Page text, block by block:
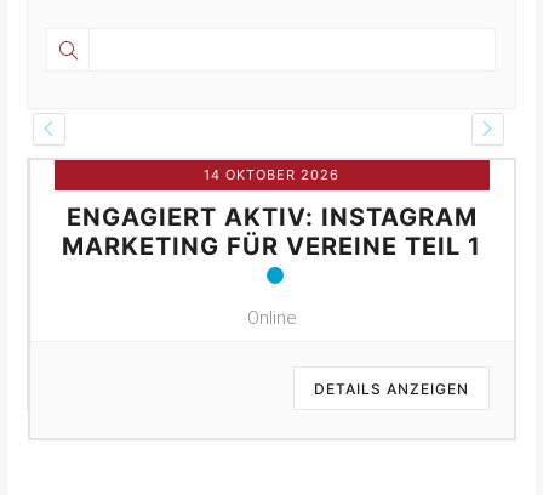
14 OKTOBER 2026
ENGAGIERT AKTIV: INSTAGRAM
MARKETING FÜR VEREINE TEIL 1
Online
DETAILS ANZEIGEN